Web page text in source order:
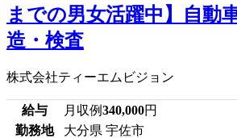
までの男女活躍中】自動
造・検査
株式会社ティーエムビジョン
給与 月収例340,000円
勤務地
大分県 宇佐市